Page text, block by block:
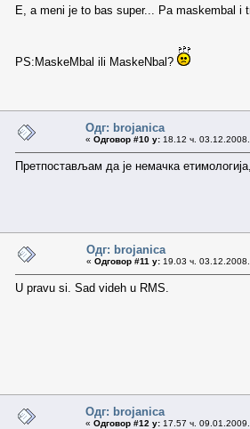
E, a meni je to bas super... Pa maskembal
PS:MaskeMbal ili MaskeNbal?
Одг: brojanica
« Одговор #10 у: 18.12 ч.
Претпостављам да је немачка
Одг: brojanica
« Одговор #11 у: 19.03 ч.
U pravu si. Sad videh u RMS.
Одг: brojanica
« Одговор #12 у: 17.57 ч.